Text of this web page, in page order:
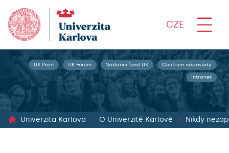
CZE
UK Point UK Forum Nadační fond UK Centrum nápovědy
Intranet
Univerzita Karlova O Univerzitě Karlově Nikdy